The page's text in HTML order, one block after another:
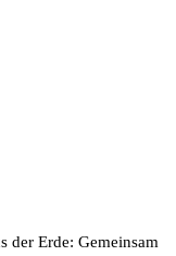
der Erde: Gemeinsam